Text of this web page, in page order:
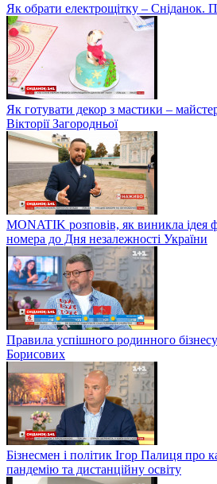
Як обрати електрощітку – Сніданок.
Як готувати декор з мастики –
Вікторії Загородньої
MONATIK розповів, як виникла ідея
номера до Дня незалежності України
Правила успішного родинного
Борисових
Бізнесмен і політик Ігор Палиця про
пандемію та дистанційну освіту